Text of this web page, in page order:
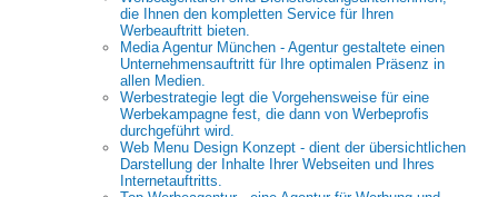
die Ihnen den kompletten Service für Ihren
Werbeauftritt bieten.
Media Agentur München - Agentur gestaltete einen
Unternehmensauftritt für Ihre optimalen Präsenz in
allen Medien.
Werbestrategie legt die Vorgehensweise für eine
Werbekampagne fest, die dann von Werbeprofis
durchgeführt wird.
Web Menu Design Konzept - dient der übersichtlichen
Darstellung der Inhalte Ihrer Webseiten und Ihres
Internetauftritts.